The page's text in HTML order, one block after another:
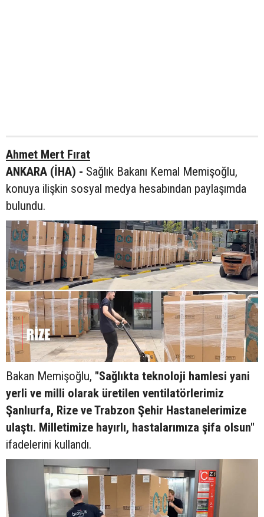
Ahmet Mert Fırat
ANKARA (İHA) - Sağlık Bakanı Kemal Memişoğlu,
konuya ilişkin sosyal medya hesabından paylaşımda
bulundu.
Bakan Memişoğlu, "Sağlıkta teknoloji hamlesi yani
yerli ve milli olarak üretilen ventilatörlerimiz
Şanlıurfa, Rize ve Trabzon Şehir Hastanelerimize
ulaştı. Milletimize hayırlı, hastalarımıza şifa olsun"
ifadelerini kullandı.